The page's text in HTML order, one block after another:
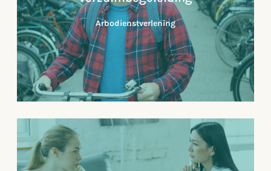
Arbodienstverlening
Verzuimbegeleiding
Verzuim is een uitdaging waar veel bedrijven mee